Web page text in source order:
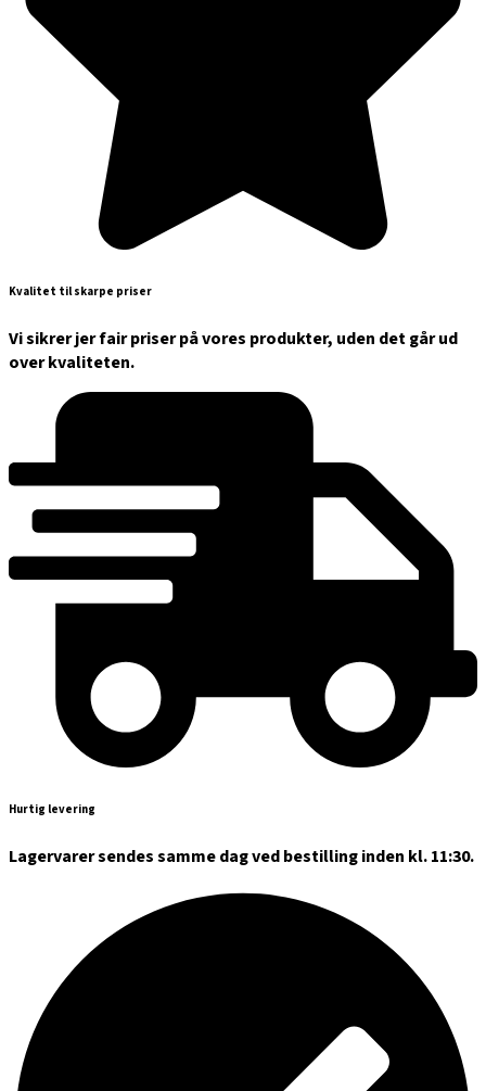
Kvalitet til skarpe priser
Vi sikrer jer fair priser på vores produkter, uden det går ud
over kvaliteten.
Hurtig levering
Lagervarer sendes samme dag ved bestilling inden kl. 11:30.